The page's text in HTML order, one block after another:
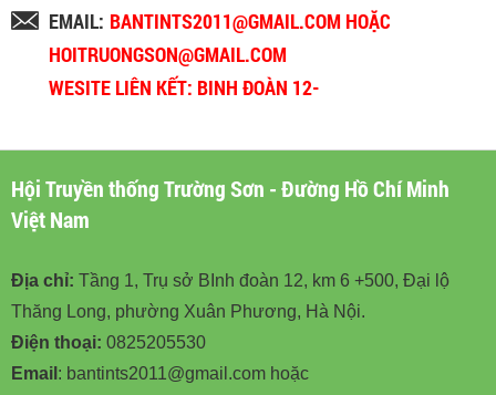
EMAIL: BANTINTS2011@GMAIL.COM HOẶC
HOITRUONGSON@GMAIL.COM
WESITE LIÊN KẾT: BINH ĐOÀN 12-
Hội Truyền thống Trường Sơn - Đường Hồ Chí Minh
Việt Nam
Địa chỉ: Tầng 1, Trụ sở BInh đoàn 12, km 6 +500, Đại lộ
Thăng Long, phường Xuân Phương, Hà Nội.
Điện thoại: 0825205530
Email : bantints2011@gmail.com hoặc